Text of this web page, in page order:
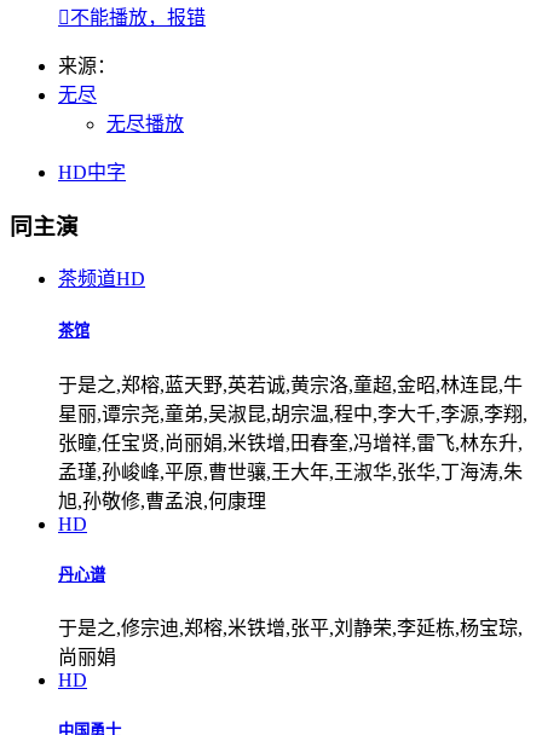
不能播放，报错
来源：
无尽
无尽播放
HD中字
同主演
茶频道HD
茶馆
于是之,郑榕,蓝天野,英若诚,黄宗洛,童超,金昭,林连昆,牛
星丽,谭宗尧,童弟,吴淑昆,胡宗温,程中,李大千,李源,李翔,
张瞳,任宝贤,尚丽娟,米铁增,田春奎,冯增祥,雷飞,林东升,
孟瑾,孙峻峰,平原,曹世骧,王大年,王淑华,张华,丁海涛,朱
旭,孙敬修,曹孟浪,何康理
HD
丹心谱
于是之,修宗迪,郑榕,米铁增,张平,刘静荣,李延栋,杨宝琮,
尚丽娟
HD
中国勇士